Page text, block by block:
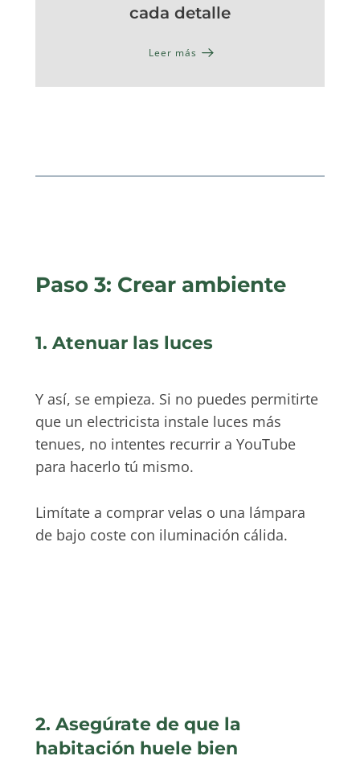
cada detalle
Leer más
Paso 3: Crear ambiente
1. Atenuar las luces
Y así, se empieza. Si no puedes permitirte
que un electricista instale luces más
tenues, no intentes recurrir a YouTube
para hacerlo tú mismo.
Limítate a comprar velas o una lámpara
de bajo coste con iluminación cálida.
2. Asegúrate de que la
habitación huele bien